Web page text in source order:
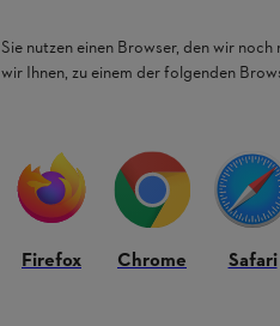
Sie nutzen einen Browser, den wir
wir Ihnen, zu einem der folgenden
Firefox Chrome Safari